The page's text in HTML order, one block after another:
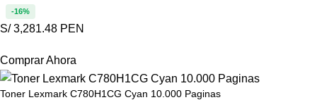
-16%
S/ 3,281.48 PEN
Comprar Ahora
Toner Lexmark C780H1CG Cyan 10.000 Paginas